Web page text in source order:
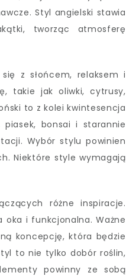
Styl angielski stawia
tworząc atmosferę
z słońcem, relaksem i
takie jak oliwki, cytrusy,
to z kolei kwintesencja
piasek, bonsai i starannie
Wybór stylu powinien
Niektóre style wymagają
różne inspiracje.
oka i funkcjonalna. Ważne
koncepcję, która będzie
to nie tylko dobór roślin,
powinny ze sobą